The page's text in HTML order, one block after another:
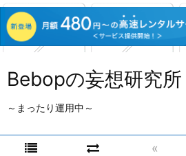
Bebopの妄想研究所
～まったり運用中～
«